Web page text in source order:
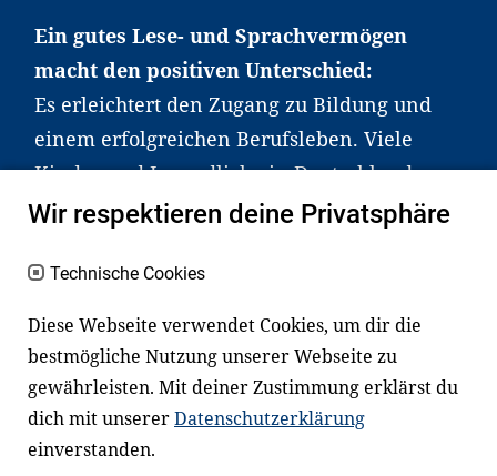
Ein gutes Lese- und Sprachvermögen
macht den positiven Unterschied:
Es erleichtert den Zugang zu Bildung und
einem erfolgreichen Berufsleben. Viele
Kinder und Jugendliche in Deutschland
haben aber große Schwierigkeiten dabei.
an Familien sowie an Erzieher*innen,
Lehrer*innen und andere
Fachexpert*innen. Dafür arbeiten wir eng
mit Ministerien, wissenschaftlichen
Einrichtungen, Verbänden, Unternehmen
und anderen Stiftungen zusammen.
Wir respektieren deine Privatsphäre
Technische Cookies
Diese Webseite verwendet Cookies, um dir die
bestmögliche Nutzung unserer Webseite zu
gewährleisten. Mit deiner Zustimmung erklärst du
dich mit unsererDatenschutzerklärung
einverstanden.